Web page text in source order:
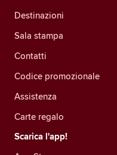
Destinazioni
Sala stampa
Contatti
Codice promozionale
Assistenza
Carte regalo
Scarica l'app!